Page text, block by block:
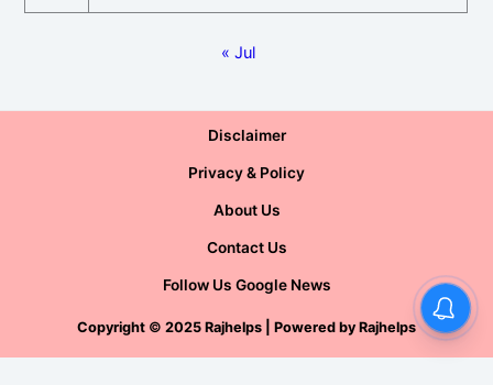
« Jul
Disclaimer
Privacy & Policy
About Us
Contact Us
Follow Us Google News
Copyright © 2025 Rajhelps | Powered by Rajhelps